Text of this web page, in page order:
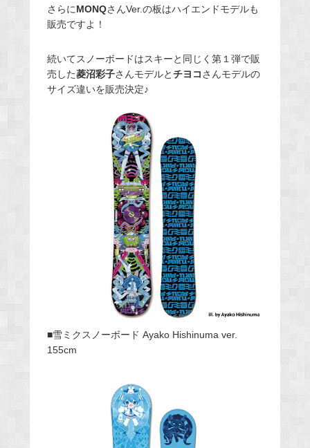
さらにMONQさんVer.の板はハイエンドモデルも
販売ですよ！
続いてスノーボードはスキーと同じく第１弾で販
売した菱沼彩子さんモデルとチヨコさんモデルの
サイズ違いを販売決定♪
■雪ミクスノーボード Ayako Hishinuma ver.
155cm